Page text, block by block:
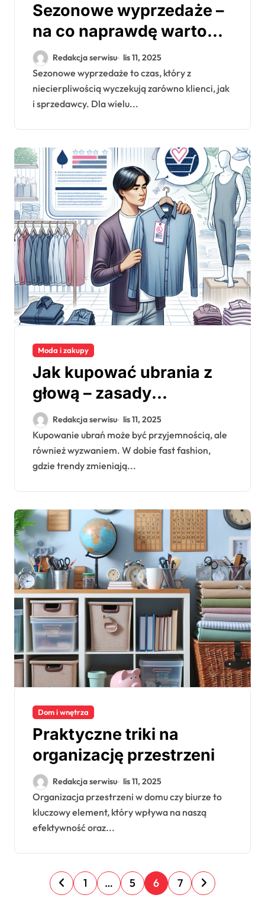
Sezonowe wyprzedaże –
na co naprawdę warto
polować
Redakcja serwisu lis 11, 2025
Sezonowe wyprzedaże to czas, który z
niecierpliwością wyczekują zarówno klienci, jak
i sprzedawcy. Dla wielu...
Moda i zakupy
Jak kupować ubrania z
głową – zasady
świadomych zakupów
Redakcja serwisu lis 11, 2025
Kupowanie ubrań może być przyjemnością, ale
również wyzwaniem. W dobie fast fashion,
gdzie trendy zmieniają...
Dom i wnętrza
Praktyczne triki na
organizację przestrzeni
Redakcja serwisu lis 11, 2025
Organizacja przestrzeni w domu czy biurze to
kluczowy element, który wpływa na naszą
efektywność oraz...
S
1 … 5 6 7